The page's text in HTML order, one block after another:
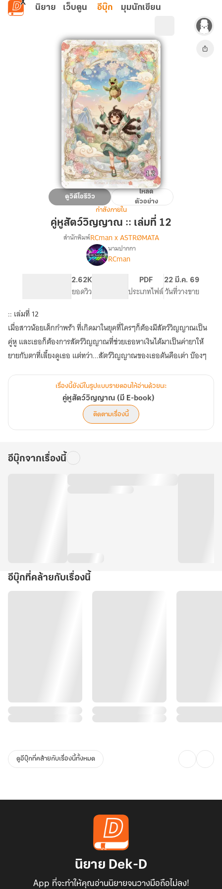
ข้ามไปยังเนื้อหาหลัก
นิยาย เว็บตูน อีบุ๊ก มุมนักเขียน
คู่หู
สัตว์
วิญญาณ
::
เล่ม
ดูวิดีโอรีวิว
โหลด
ตัวอย่าง
กำลังภายใน
คู่หูสัตว์วิญญาณ :: เล่มที่ 12
เรื่อง
คู่หู
สำนักพิมพ์RCman x ASTRØMATA
นามปากกา
RCman
2.62K
ยอดวิว
PDF
ประเภทไฟล์
22 มี.ค. 69
วันที่วางขาย
:: เล่มที่ 12
เมื่อสาวน้อยเด็กกำพร้า ที่เกิดมาในยุคที่ใครๆก็ต้องมีสัตว์วิญญาณเป็น
คู่หู และเธอก็ต้องการสัตว์วิญญาณที่ช่วยเธอหาเงินได้มาเป็นค่ายาให้
ยายกับตาที่เลี้ยงดูเธอ แต่ทว่า...สัตว์วิญญาณของเธอดันคือเต่า บ๊องๆ
เรื่องนี้ยังมีในรูปแบบรายตอนให้อ่านด้วยนะ
คู่หูสัตว์วิญญาณ (มี E-book)
ติดตามเรื่องนี้
อีบุ๊กจากเรื่องนี้
อีบุ๊กที่คล้ายกับเรื่องนี้
ดูอีบุ๊กที่คล้ายกับเรื่องนี้ทั้งหมด
นิยาย Dek-D
App ที่จะทำให้คุณอ่านนิยายจนวางมือถือไม่ลง!